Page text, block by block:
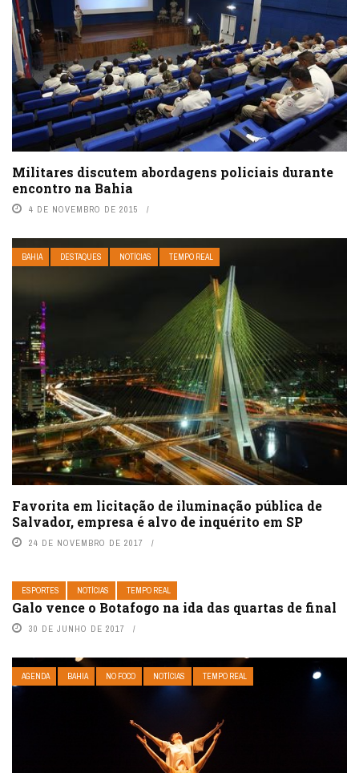
Militares discutem abordagens policiais durante
encontro na Bahia
4 DE NOVEMBRO DE 2015
BAHIA DESTAQUES NOTÍCIAS TEMPO REAL
Favorita em licitação de iluminação pública de
Salvador, empresa é alvo de inquérito em SP
24 DE NOVEMBRO DE 2017
ESPORTES NOTÍCIAS TEMPO REAL
Galo vence o Botafogo na ida das quartas de final
30 DE JUNHO DE 2017
AGENDA BAHIA NO FOCO NOTÍCIAS TEMPO REAL